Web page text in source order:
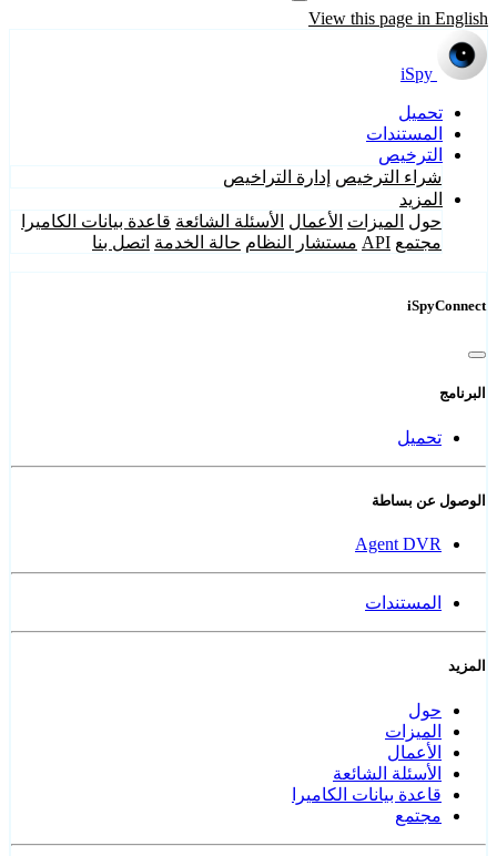
View this page in English
iSpy
تحميل
المستندات
الترخيص
شراء الترخيص إدارة التراخيص
المزيد
حول الميزات الأعمال الأسئلة الشائعة قاعدة بيانات الكاميرا
مجتمع API مستشار النظام حالة الخدمة اتصل بنا
iSpyConnect
البرنامج
تحميل
الوصول عن بساطة
Agent DVR
المستندات
المزيد
حول
الميزات
الأعمال
الأسئلة الشائعة
قاعدة بيانات الكاميرا
مجتمع